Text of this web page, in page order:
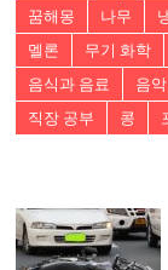
꿈해몽
나무
멜론
무기 화학
음식과 음료
음
직장 공부
콩